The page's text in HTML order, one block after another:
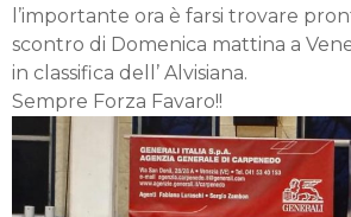
l’importante ora è farsi trovare
scontro di Domenica mattina a
in classifica dell’ Alvisiana.
Sempre Forza Favaro!!